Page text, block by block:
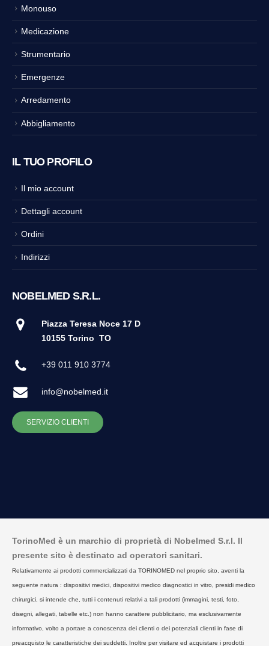
Monouso
Medicazione
Strumentario
Emergenze
Arredamento
Abbigliamento
IL TUO PROFILO
Il mio account
Dettagli account
Ordini
Indirizzi
NOBELMED S.R.L.
Piazza Teresa Noce 17 D
10155 Torino TO
+39 011 910 3774
info@nobelmed.it
SERVIZIO CLIENTI
TorinoMed è un marchio di proprietà di Nobelmed S.r.l. Il
presente sito è destinato ad operatori sanitari.
Relativamente ai prodotti commercializzati da TORINOMED nel proprio sito, aventi la
seguente natura : dispositivi medici, dispositivi medico diagnostici in vitro, presidi medico
chirurgici, si intende che, tutti i contenuti relativi a tali prodotti (immagini, testi, foto,
disegni, allegati, tabelle etc.) non hanno carattere pubblicitario, ma esclusivamente
informativo, volto a portare a conoscenza dei clienti o dei potenziali clienti in fase di
preacquisto le caratteristiche dei suddetti. Inoltre per visitare ed acquistare i prodotti